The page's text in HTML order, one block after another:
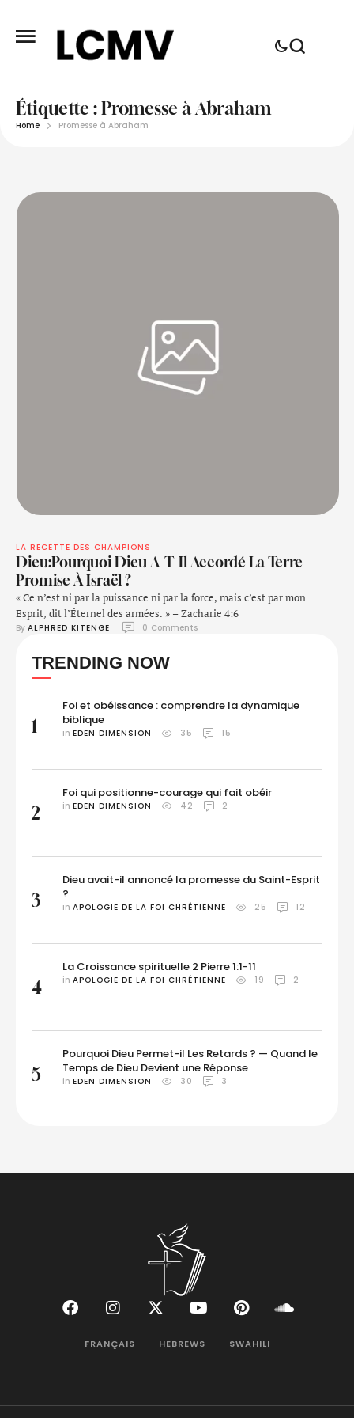
Étiquette :Promesse à Abraham
Home Promesse à Abraham
LA RECETTE DES CHAMPIONS
Dieu:Pourquoi Dieu A-T-Il Accordé La Terre
Promise À Israël ?
« Ce n’est ni par la puissance ni par la force, mais c’est par mon
Esprit, dit l’Éternel des armées. » – Zacharie 4:6
By ALPHRED KITENGE 0 Comments
TRENDING NOW
1
Foi et obéissance : comprendre la dynamique
biblique
in EDEN DIMENSION 35 15
2
Foi qui positionne-courage qui fait obéir
in EDEN DIMENSION 42 2
3
Dieu avait-il annoncé la promesse du Saint-Esprit
?
in APOLOGIE DE LA FOI CHRÉTIENNE 25 12
4
La Croissance spirituelle 2 Pierre 1:1-11
in APOLOGIE DE LA FOI CHRÉTIENNE 19 2
5
Pourquoi Dieu Permet-il Les Retards ? — Quand le
Temps de Dieu Devient une Réponse
in EDEN DIMENSION 30 3
FRANÇAIS HEBREWS SWAHILI